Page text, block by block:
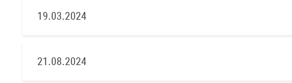
19.03.2024
21.08.2024